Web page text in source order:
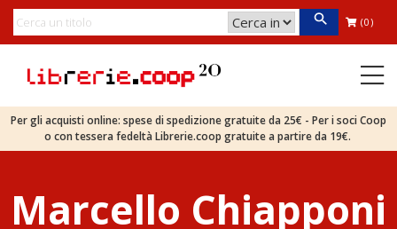
(0)
Per gli acquisti online: spese di spedizione gratuite da 25€ - Per i soci Coop
o con tessera fedeltà Librerie.coop gratuite a partire da 19€.
Marcello Chiapponi